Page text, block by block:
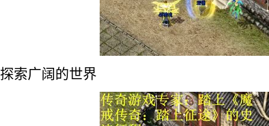
探索广阔的世界